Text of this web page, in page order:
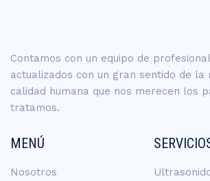
Contamos con un equipo de
actualizados con un gran sentido de la
calidad humana que nos merecen los
tratamos.
MENÚ
Nosotros